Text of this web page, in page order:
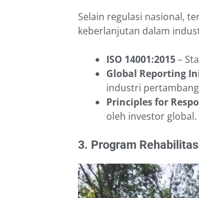
Selain regulasi nasional,
keberlanjutan dalam
ISO 14001:2015–
Global Reporting
industri
Principles for
oleh investor global.
3. Program